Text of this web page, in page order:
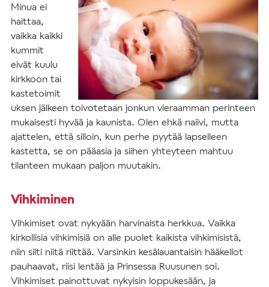
Minua ei
haittaa,
vaikka kaikki
kummit
eivät kuulu
kirkkoon tai
kastetoimit
uksen jälkeen toivotetaan jonkun vieraamman perinteen
mukaisesti hyvää ja kaunista. Olen ehkä naiivi, mutta
ajattelen, että silloin, kun perhe pyytää lapselleen
kastetta, se on pääasia ja siihen yhteyteen mahtuu
tilanteen mukaan paljon muutakin.
Vihkiminen
Vihkimiset ovat nykyään harvinaista herkkua. Vaikka
kirkollisia vihkimisiä on alle puolet kaikista vihkimisistä,
niin silti niitä riittää. Varsinkin kesälauantaisin hääkellot
pauhaavat, riisi lentää ja Prinsessa Ruusunen soi.
Vihkimiset painottuvat nykyisin loppukesään, ja